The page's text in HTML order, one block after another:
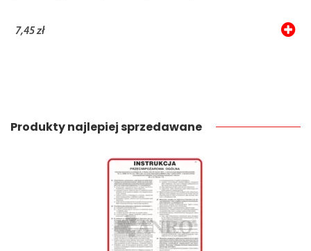
7,45 zł
Produkty najlepiej sprzedawane